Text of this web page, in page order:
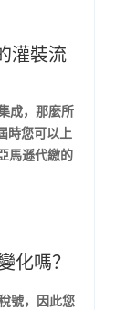
灌裝流
成，那麼所
時您可以上
馬遜代繳的
化嗎？
號，因此您